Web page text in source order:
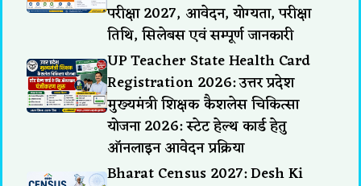
परीक्षा 2027, आवेदन, योग्यता, परीक्षा
तिथि, सिलेबस एवं सम्पूर्ण जानकारी
UP Teacher State Health Card
Registration 2026: उत्तर प्रदेश
मुख्यमंत्री शिक्षक कैशलेस चिकित्सा
योजना 2026: स्टेट हेल्थ कार्ड हेतु
ऑनलाइन आवेदन प्रक्रिया
Bharat Census 2027: Desh Ki